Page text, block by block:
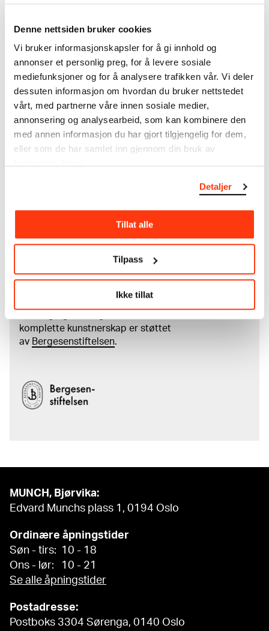
Denne nettsiden bruker cookies
Vi bruker informasjonskapsler for å gi innhold og
annonser et personlig preg, for å levere sosiale
mediefunksjoner og for å analysere trafikken vår. Vi deler
dessuten informasjon om hvordan du bruker nettstedet
vårt, med partnerne våre innen sosiale medier,
annonsering og analysearbeid, som kan kombinere den
med annen informasjon du har gjort tilgjengelig for dem,
eller som de har samlet inn gjennom din bruk av
Detaljer
Tillat alle
Tilpass
Ikke tillat
samsvar med den nyeste forskningen. Vi tar
MUNCHs samling består av over 42 000 unike
museumsobjekter, inkludert nærmere 27 000 unike
kunstverk. I tillegg til den ekstraordinære samlingen
somEdvard Munchtestamenterte til Oslo
kommune i 1940, rommer museet også samlingene
til Rolf Stenersen, Amaldus Nielsen og Ludvig O.
Ravensberg.
Les mer om arbeidet med å digitalisere Munchs
kunstnerskap
komplette kunstnerskap er støttet
av Bergesenstiftelsen.
MUNCH, Bjørvika:
Edvard Munchs plass 1, 0194 Oslo
Ordinære åpningstider
Søn - tirs: 10 - 18
Ons - lør: 10 - 21
Se alle åpningstider
Postadresse:
Postboks 3304 Sørenga, 0140 Oslo